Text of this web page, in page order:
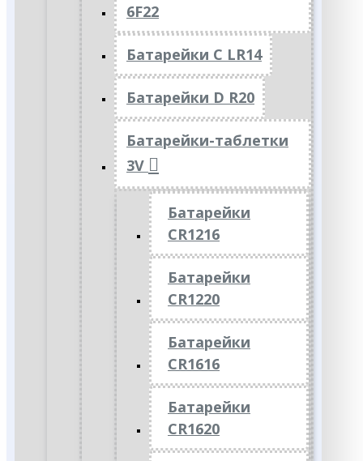
6F22
Батарейки C LR14
Батарейки D R20
Батарейки-таблетки
3V
Батарейки
CR1216
Батарейки
CR1220
Батарейки
CR1616
Батарейки
CR1620